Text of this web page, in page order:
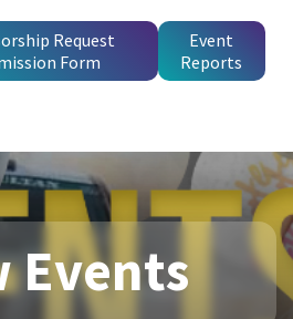
Request
Form
Event
Reports
Events